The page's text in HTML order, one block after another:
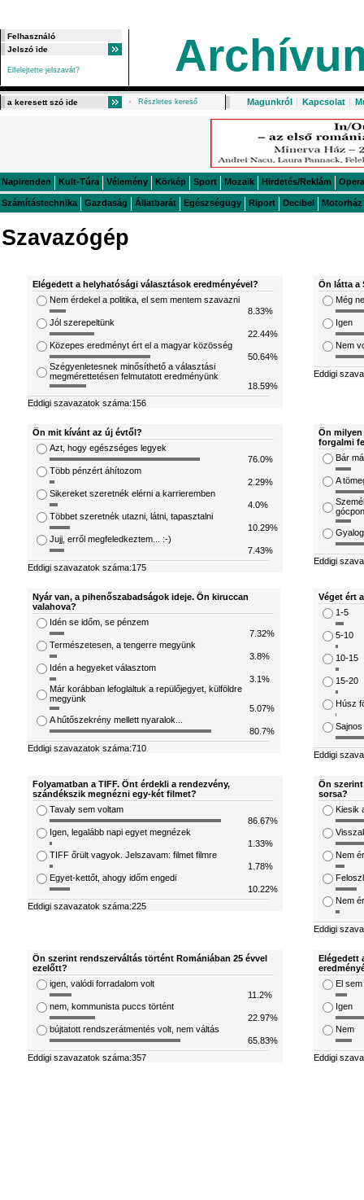
Elfelejtette jelszavát?
Részletes kereső Magunkról | Kapcsolat |
Napirenden Kult-Túra Vélemény Körkép Sport Mozaik Hirdetés/Reklám Opera
Számítástechnika Gazdaság Állatbarát Egészségügy Riport Decibel Motorház
Szavazógép
Elégedett a helyhatósági választások eredményével?
Nem érdekel a politika, el sem mentem szavazni
8.33%
Jól szerepeltünk
22.44%
Közepes eredményt ért el a magyar közösség
50.64%
Szégyenletesnek minősíthető a választási
megmérettetésen felmutatott eredményünk
18.59%
Eddigi szavazatok száma:156
Ön látta a
Még
Igen
Nem
Eddigi
Ön mit kívánt az új évtől?
Azt, hogy egészséges legyek
76.0%
Több pénzért áhítozom
2.29%
Sikereket szeretnék elérni a karrieremben
4.0%
Többet szeretnék utazni, látni, tapasztalni
10.29%
Jujj, erről megfeledkeztem... :-)
7.43%
Eddigi szavazatok száma:175
Ön
forgalmi
Bár
A
Eddigi
Nyár van, a pihenőszabadságok ideje. Ön kiruccan
valahova?
Idén se időm, se pénzem
7.32%
Természetesen, a tengerre megyünk
3.8%
Idén a hegyeket választom
3.1%
Már korábban lefoglaltuk a repülőjegyet, külföldre
megyünk
5.07%
A hűtőszekrény mellett nyaralok...
80.7%
Eddigi szavazatok száma:710
Véget ért
1-5
5-10
10-15
15-20
Húsz
Eddigi
Folyamatban a TIFF. Önt érdekli a rendezvény,
szándékszik megnézni egy-két filmet?
Tavaly sem voltam
86.67%
Igen, legalább napi egyet megnézek
1.33%
TIFF őrült vagyok. Jelszavam: filmet filmre
1.78%
Egyet-kettőt, ahogy időm engedi
10.22%
Eddigi szavazatok száma:225
Ön
sorsa?
Kiesik
Nem
Nem
Eddigi
Ön szerint rendszerváltás történt Romániában 25 évvel
ezelőtt?
igen, valódi forradalom volt
11.2%
nem, kommunista puccs történt
22.97%
bújtatott rendszerátmentés volt, nem váltás
65.83%
Eddigi szavazatok száma:357
Elégedett
El
Igen
Nem
Eddigi